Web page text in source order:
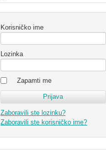
Korisničko ime
Lozinka
Zapamti me
Zaboravili ste lozinku?
Zaboravili ste korisničko ime?